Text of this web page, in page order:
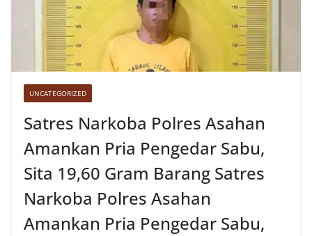
UNCATEGORIZED
Satres Narkoba Polres Asahan
Amankan Pria Pengedar Sabu,
Sita 19,60 Gram Barang Satres
Narkoba Polres Asahan
Amankan Pria Pengedar Sabu,